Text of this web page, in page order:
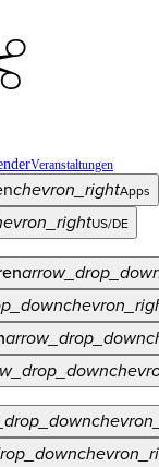
Veranstaltungen
chevron_rightApps
US/DE
arrow_drop_down